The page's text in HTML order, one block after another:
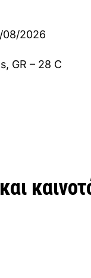
08/2026
GR – 28 C